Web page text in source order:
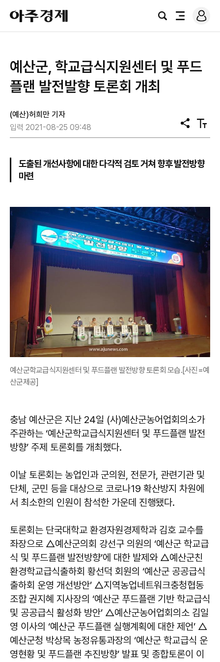
아
주
경
검
전
로
그
예산군, 학교급식지원센터 및 푸드
플랜 발전발향 토론회 개최
(예산)허희만 기자
입력 2021-08-25 09:48
공
유
텍
스
기
도출된 개선사항에 대한 다각적 검토 거쳐 향후 발전방향
마련
예산군학교급식지원센터 및 푸드플랜 발전방향 토론회 모습.[사진=예
산군제공]
충남 예산군은 지난 24일 (사)예산군농어업회의소가
주관하는 ‘예산군학교급식지원센터 및 푸드플랜 발전
방향’ 주제 토론회를 개최했다.
이날 토론회는 농업인과 군의원, 전문가, 관련기관 및
단체, 군민 등을 대상으로 코로나19 확산방지 차원에
서 최소한의 인원이 참석한 가운데 진행됐다.
토론회는 단국대학교 환경자원경제학과 김호 교수를
좌장으로 △예산군의회 강선구 의원의 ‘예산군 학교급
식 및 푸드플랜 발전방향’에 대한 발제와 △예산군친
환경학교급식출하회 황선덕 회원의 ‘예산군 공공급식
출하회 운영 개선방안’ △지역농업네트워크충청협동
조합 권지혜 지사장의 ‘예산군 푸드플랜 기반 학교급식
및 공공급식 활성화 방안’ △예산군농어업회의소 김일
영 이사의 ‘예산군 푸드플랜 실행계획에 대한 제언’ △
예산군청 박상목 농정유통과장의 ‘예산군 학교급식 운
영현황 및 푸드플랜 추진방향’ 발표 및 종합토론이 이